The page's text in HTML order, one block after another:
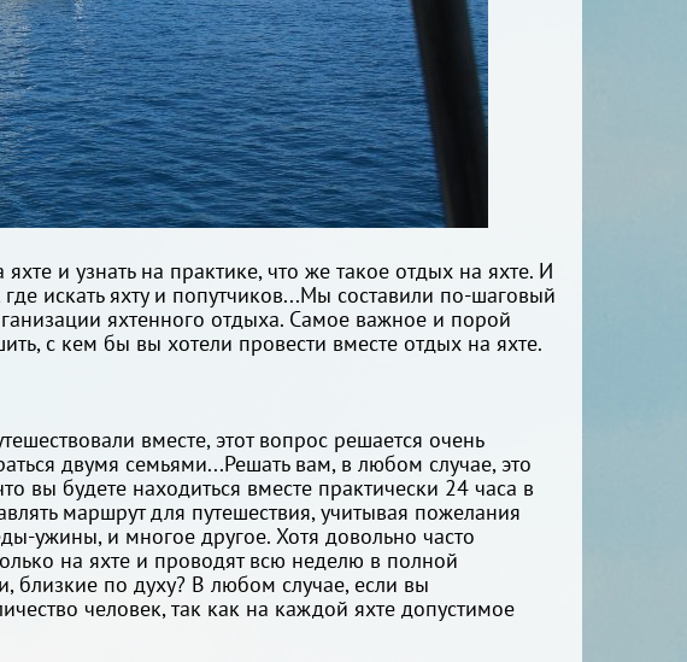
и узнать на практике, что же такое отдых на яхте. И
искать яхту и попутчиков...Мы составили по-шаговый
яхтенного отдыха. Самое важное и порой
с кем бы вы хотели провести вместе отдых на яхте.
вместе, этот вопрос решается очень
двумя семьями...Решать вам, в любом случае, это
будете находиться вместе практически 24 часа в
маршрут для путешествия, учитывая пожелания
ужины, и многое другое. Хотя довольно часто
на яхте и проводят всю неделю в полной
близкие по духу? В любом случае, если вы
человек, так как на каждой яхте допустимое